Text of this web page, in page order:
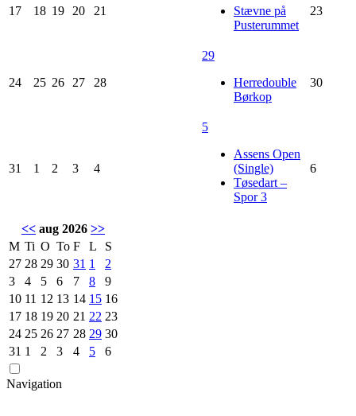
17 18 19 20 21
Stævne på
Pusterummet
23
24 25 26 27 28
29
Herredouble
Børkop
30
31 1 2 3 4
5
Assens Open
(Single)
Tøsedart –
Spor 3
6
<< aug 2026 >>
M Ti O To F L
S
27 28 29 30 31 1
2
3
4 5 6 7 8
9
10 11 12 13 14 15 16
17 18 19 20 21 22 23
24 25 26 27 28 29 30
31 1 2 3 4 5 6
Navigation